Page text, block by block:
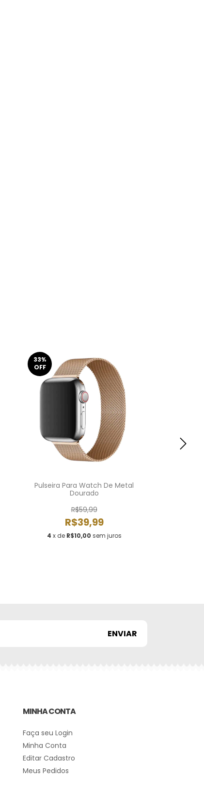
33%
OFF
Pulseira Para Watch De Metal
Dourado
R$59,99
R$39,99
4 x de R$10,00 sem juros
MINHA CONTA
Faça seu Login
Minha Conta
Editar Cadastro
Meus Pedidos